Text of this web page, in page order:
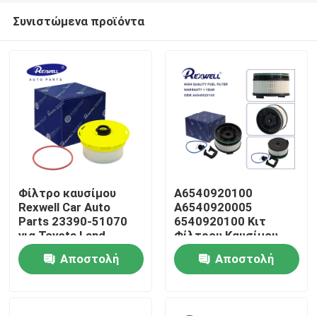
Σπίτι
Προϊόντα
Συνιστώμενα προϊόντα
Φίλτρο καυσίμου
Rexwell Car Auto
Parts 23390-51070
για Toyota Land
Cruiser 1HZ 1VDFTV
Αποστολή
A6540920100
A6540920005
6540920100 Κιτ
Φίλτρου Καυσίμου
Αυτοκινήτου Για
Mercedes-Benz E
W213 E220D
Αποστολή